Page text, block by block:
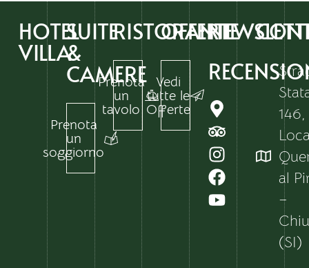
HOTEL
VILLA
SUITE
&
CAMERE
Prenota
un
soggiorno
RISTORANTI
Prenota
un
tavolo
OFFERTE
Vedi
tutte le
Offerte
146,
al
–
(SI)